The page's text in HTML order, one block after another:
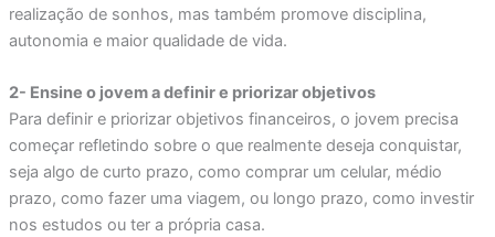
realização de sonhos, mas também promove disciplina,
autonomia e maior qualidade de vida.
2- Ensine o jovem a definir e priorizar objetivos
Para definir e priorizar objetivos financeiros, o jovem precisa
começar refletindo sobre o que realmente deseja conquistar,
seja algo de curto prazo, como comprar um celular, médio
prazo, como fazer uma viagem, ou longo prazo, como investir
nos estudos ou ter a própria casa.